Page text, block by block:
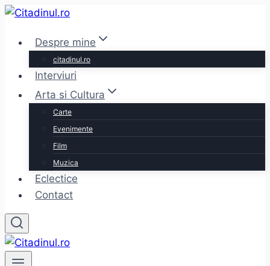
Skip
contentDespre mine
citadinul.ro
Interviuri
Arta si Cultura
Carte
Evenimente
Film
Muzica
Eclectice
Contact